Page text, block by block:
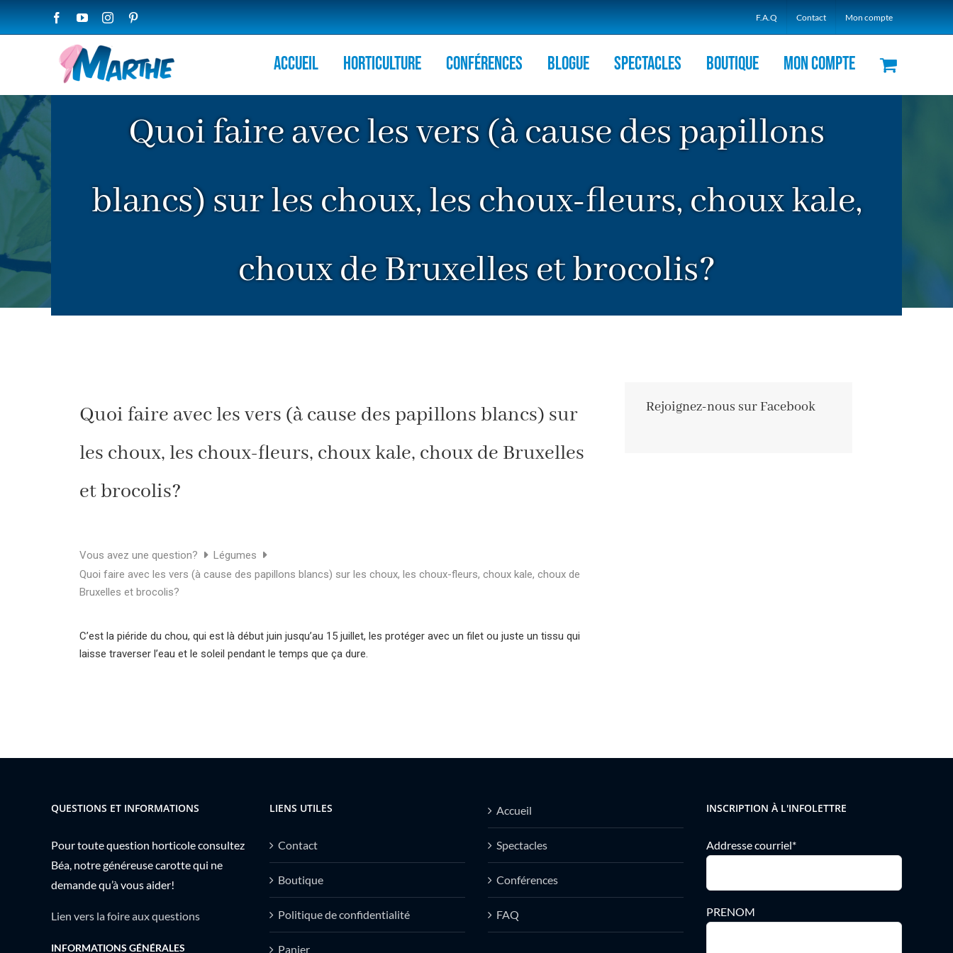
FacebookYouTubeInstagram F.A.Q Contact Mon compte
Accueil HORTICULTURE Conférences Blogue Spectacles Boutique Mon compte
Quoi faire avec les vers (à cause des papillons
blancs) sur les choux, les choux-fleurs, choux kale,
choux de Bruxelles et brocolis?
Quoi faire avec les vers (à cause des papillons blancs) sur
les choux, les choux-fleurs, choux kale, choux de Bruxelles
et brocolis?
Vous avez une question?
Légumes
Quoi faire avec les vers (à cause des papillons blancs) sur les choux, les choux-fleurs, choux kale, choux de
Bruxelles et brocolis?
C’est la piéride du chou, qui est là début juin jusqu’au 15 juillet, les protéger avec un filet ou juste un tissu qui
laisse traverser l’eau et le soleil pendant le temps que ça dure.
Rejoignez-nous sur Facebook
QUESTIONS ET INFORMATIONS
Pour toute question horticole consultez
Béa, notre généreuse carotte qui ne
demande qu’à vous aider!
Lien vers la foire aux questions
INFORMATIONS GÉNÉRALES
LIENS UTILES
Contact
Boutique
Politique de confidentialité
Panier
Accueil
Spectacles
Conférences
FAQ
INSCRIPTION À L'INFOLETTRE
Addresse courriel*
PRENOM